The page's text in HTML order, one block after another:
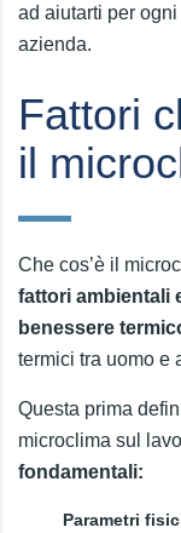
ad aiutarti per
azienda.
Fattori
il
Che cos’è il
fattori ambientali
benessere
termici tra uomo e
Questa prima
microclima sul
fondamentali:
Parametri